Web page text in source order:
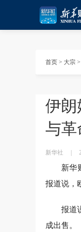
首页 > 大宗 >
伊朗
与革
新华社
新华
报道说，
报道
成出售。